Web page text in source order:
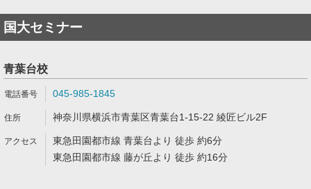
国大セミナー
青葉台校
045-985-1845
神奈川県横浜市青葉区青葉台1-15-22 綾匠ビル2F
東急田園都市線 青葉台より 徒歩 約6分
東急田園都市線 藤が丘より 徒歩 約16分